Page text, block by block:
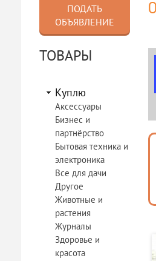
ПОДАТЬ
ОБЪЯВЛЕНИЕ
ТОВАРЫ
Куплю
Аксессуары
Бизнес и
партнёрство
Бытовая техника и
электроника
Все для дачи
Другое
Животные и
растения
Журналы
Здоровье и
красота